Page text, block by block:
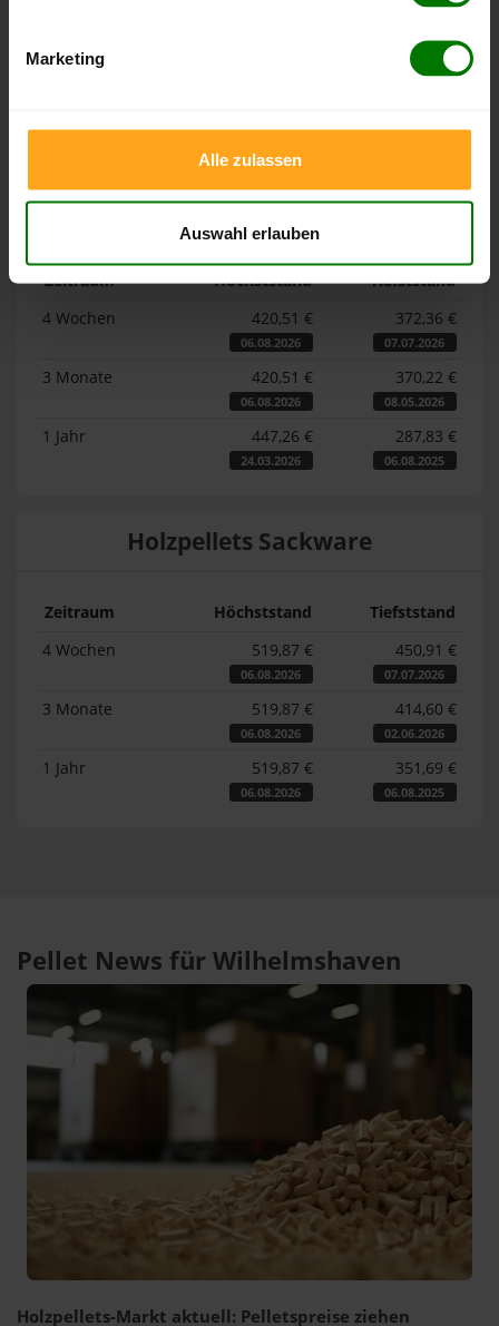
Marketing
Alle zulassen
Auswahl erlauben
Pelletspreise für lose Holzpellets und Holzpellets
. Das dazugehörige Datum
Zeitraum erreicht wurde.
Lose Holzpellets
Zeitraum Höchststand
Tiefststand
4 Wochen
420,51 €
06.08.2026
372,36 €
07.07.2026
3 Monate 420,51 €
06.08.2026
370,22 €
08.05.2026
1 Jahr 447,26 €
24.03.2026
287,83 €
06.08.2025
Holzpellets Sackware
Zeitraum Höchststand
Tiefststand
4 Wochen
519,87 €
06.08.2026
450,91 €
07.07.2026
3 Monate 519,87 €
06.08.2026
414,60 €
02.06.2026
1 Jahr 519,87 €
06.08.2026
351,69 €
06.08.2025
Pellet News für Wilhelmshaven
Holzpellets-Markt aktuell: Pelletspreise ziehen